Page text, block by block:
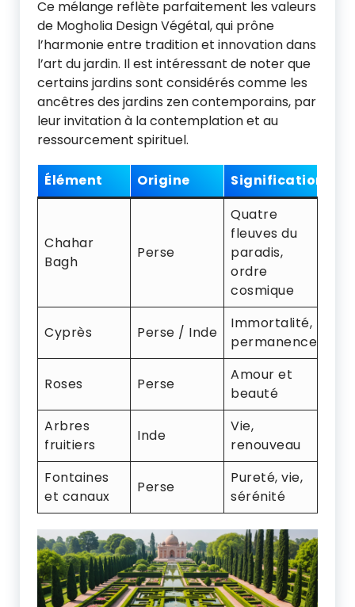
Ce mélange reflète parfaitement les valeurs
de Mogholia Design Végétal, qui prône
l’harmonie entre tradition et innovation dans
l’art du jardin. Il est intéressant de noter que
certains jardins sont considérés comme les
ancêtres des jardins zen contemporains, par
leur invitation à la contemplation et au
ressourcement spirituel.
Élément Origine Signification
Chahar
Bagh
Perse
Quatre
fleuves du
paradis,
ordre
cosmique
Cyprès Perse / Inde
Immortalité,
permanence
Roses Perse
Amour et
beauté
Arbres
fruitiers
Inde
Vie,
renouveau
Fontaines
et canaux
Perse
Pureté, vie,
sérénité